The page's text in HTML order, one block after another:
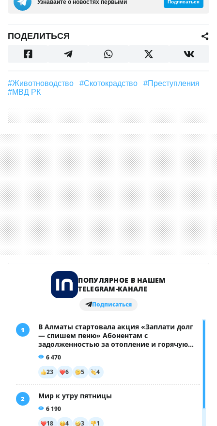
Узнавайте о новостях первыми Подписаться
ПОДЕЛИТЬСЯ
#животноводство #Скотокрадство
#Преступления
#МВД РК